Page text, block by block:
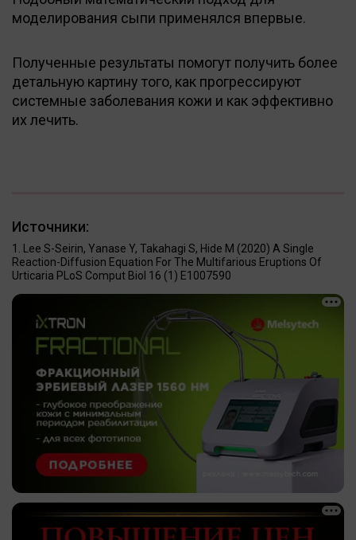
моделирования сыпи применялся впервые.
Полученные результаты помогут получить более
детальную картину того, как прогрессируют
системные заболевания кожи и как эффективно
их лечить.
Источники:
Lee S-Seirin, Yanase Y, Takahagi S, Hide M (2020) A Single
Reaction-Diffusion Equation For The Multifarious Eruptions Of
Urticaria PLoS Comput Biol 16 (1) E1007590